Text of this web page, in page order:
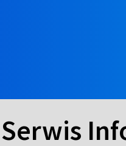
Serwis